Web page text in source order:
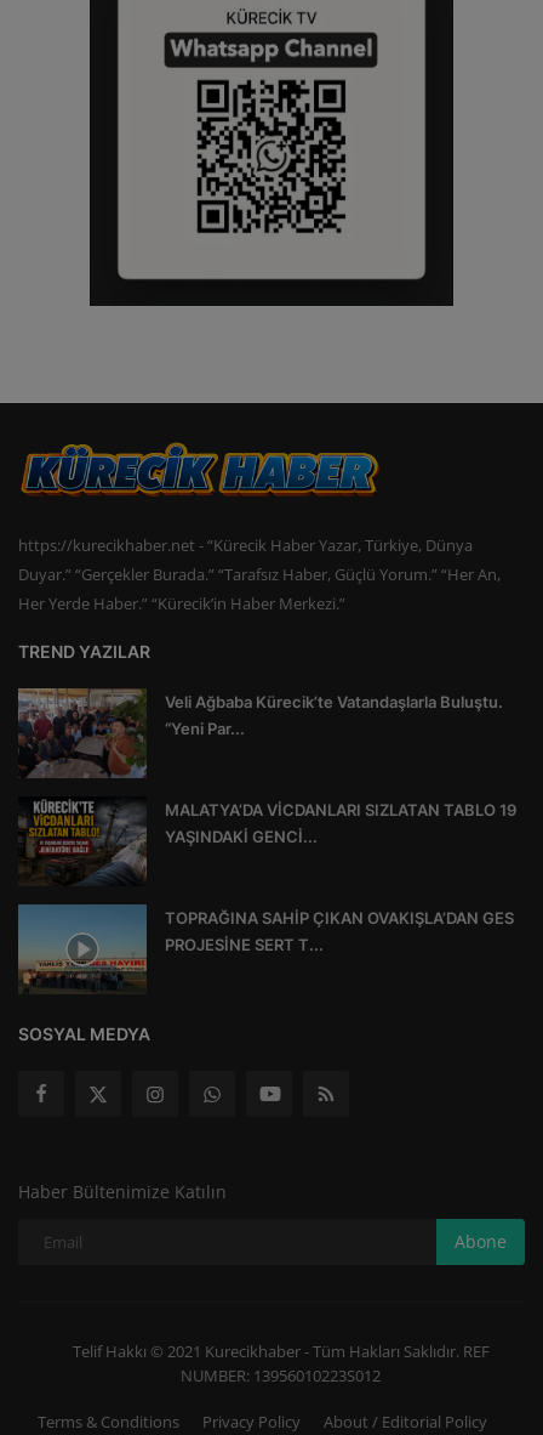
https://kurecikhaber.net - “Kürecik Haber Yazar, Türkiye, Dünya
Duyar.” “Gerçekler Burada.” “Tarafsız Haber, Güçlü Yorum.” “Her An,
Her Yerde Haber.” “Kürecik’in Haber Merkezi.”
TREND YAZILAR
Veli Ağbaba Kürecik’te Vatandaşlarla Buluştu.
“Yeni Par...
MALATYA’DA VİCDANLARI SIZLATAN TABLO 19
YAŞINDAKİ GENCİ...
TOPRAĞINA SAHİP ÇIKAN OVAKIŞLA’DAN GES
PROJESİNE SERT T...
SOSYAL MEDYA
Haber Bültenimize Katılın
Abone
Telif Hakkı © 2021 Kurecikhaber - Tüm Hakları Saklıdır. REF
NUMBER: 13956010223S012
Terms & Conditions Privacy Policy About / Editorial Policy